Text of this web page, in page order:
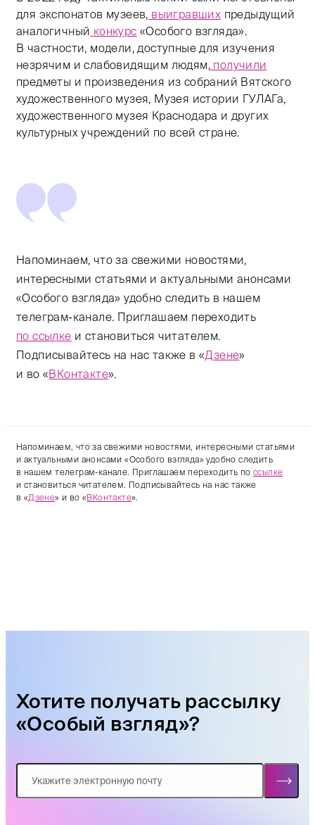
для экспонатов музеев, выигравших предыдущий
аналогичный конкурс «Особого взгляда».
В частности, модели, доступные для изучения
незрячим и слабовидящим людям, получили
предметы и произведения из собраний Вятского
художественного музея, Музея истории ГУЛАГа,
художественного музея Краснодара и других
культурных учреждений по всей стране.
Напоминаем, что за свежими новостями,
интересными статьями и актуальными анонсами
«Особого взгляда» удобно следить в нашем
телеграм-канале. Приглашаем переходить
по ссылке и становиться читателем.
Подписывайтесь на нас также в «Дзене»
и во «ВКонтакте».
Напоминаем, что за свежими новостями, интересными статьями
и актуальными анонсами «Особого взгляда» удобно следить
в нашем телеграм-канале. Приглашаем переходить по ссылке
и становиться читателем. Подписывайтесь на нас также
в «Дзене» и во «ВКонтакте».
Хотите получать рассылку
«Особый взгляд»?